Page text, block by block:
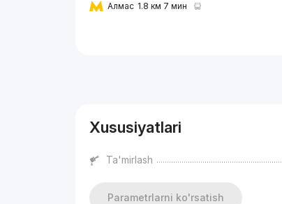
Алмас 1.8 км 7 мин
Xususiyatlari
Ta'mirlash
Parametrlarni ko'rsatish